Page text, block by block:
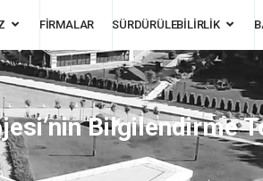
FİRMALAR SÜRDÜRÜLEBİLİRLİK
Bilgilendirme